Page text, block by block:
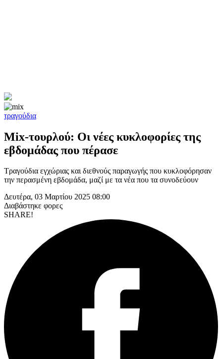
τραγούδια
Mix-τουρλού: Οι νέες κυκλοφορίες της
εβδομάδας που πέρασε
Τραγούδια εγχώριας και διεθνούς παραγωγής που κυκλοφόρησαν
την περασμένη εβδομάδα, μαζί με τα νέα που τα συνοδεύουν
Δευτέρα, 03 Μαρτίου 2025 08:00
Διαβάστηκε φορες
SHARE!